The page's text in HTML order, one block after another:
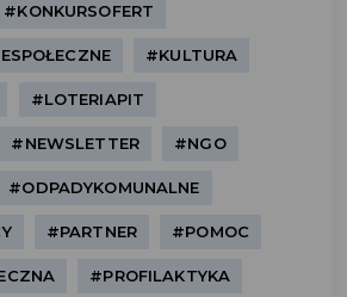
#KONKURSOFERT
#KULTURA
#LOTERIAPIT
#NEWSLETTER #NGO
#ODPADYKOMUNALNE
#PARTNER #POMOC
#PROFILAKTYKA